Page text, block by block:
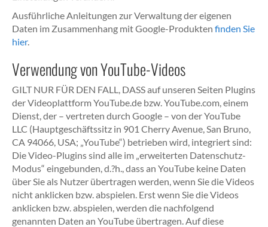
Ausführliche Anleitungen zur Verwaltung der eigenen
Daten im Zusammenhang mit Google-Produkten finden Sie
hier.
Verwendung von YouTube-Videos
GILT NUR FÜR DEN FALL, DASS auf unseren Seiten Plugins
der Videoplattform YouTube.de bzw. YouTube.com, einem
Dienst, der – vertreten durch Google – von der YouTube
LLC (Hauptgeschäftssitz in 901 Cherry Avenue, San Bruno,
CA 94066, USA; „YouTube“) betrieben wird, integriert sind:
Die Video-Plugins sind alle im „erweiterten Datenschutz-
Modus“ eingebunden, d.?h., dass an YouTube keine Daten
über Sie als Nutzer übertragen werden, wenn Sie die Videos
nicht anklicken bzw. abspielen. Erst wenn Sie die Videos
anklicken bzw. abspielen, werden die nachfolgend
genannten Daten an YouTube übertragen. Auf diese